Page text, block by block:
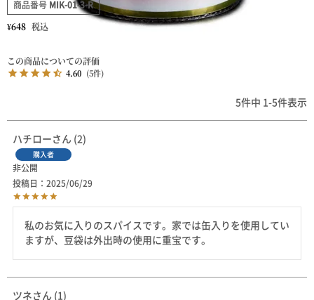
商品番号 MIK-01-3-R
¥648 税込
4.60 5
5件中 1 -5件表示
ハチロー 2
購入者
非公開
投稿日
2025/06/29
私のお気に入りのスパイスです。家では缶入りを使用してい
ますが、豆袋は外出時の使用に重宝です。
ツネ 1